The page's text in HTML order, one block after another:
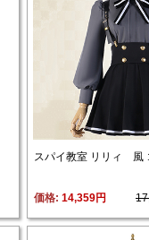
スパイ教室 リリィ 風
価格: 14,359円